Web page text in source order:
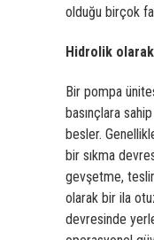
olduğu birçok
Hidrolik
Bir pompa
basınçlara sahip
besler.
bir sıkma
gevşetme,
olarak bir ila
devresinde